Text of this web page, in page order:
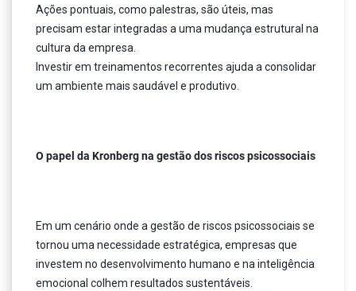
Ações pontuais, como palestras, são úteis, mas
precisam estar integradas a uma mudança estrutural na
cultura da empresa.
Investir em treinamentos recorrentes ajuda a consolidar
um ambiente mais saudável e produtivo.
O papel da Kronberg na gestão dos riscos psicossociais
Em um cenário onde a gestão de riscos psicossociais se
tornou uma necessidade estratégica, empresas que
investem no desenvolvimento humano e na inteligência
emocional colhem resultados sustentáveis.